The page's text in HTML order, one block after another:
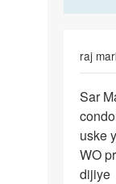
raj
Sar
Maine
sex
kiya
hai
Sar
uske
WO
dijiye